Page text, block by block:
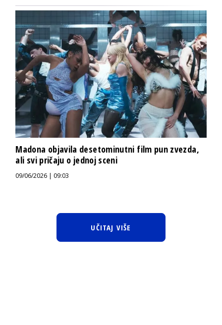
Madona objavila desetominutni film pun zvezda,
ali svi pričaju o jednoj sceni
09/06/2026 | 09:03
UČITAJ VIŠE